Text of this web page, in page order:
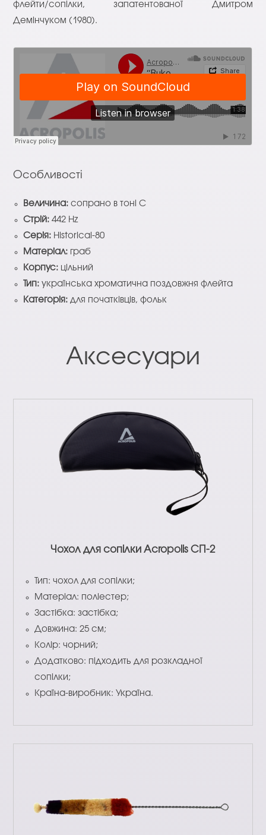
флейти/сопілки, запатентованої Дмитром
Демінчуком (1980).
Особливості
Величина: сопрано в тоні C
Стрій: 442 Hz
Серія: Historical-80
Матеріал: граб
Корпус: цільний
Тип: українська хроматична поздовжня флейта
Категорія: для початківців, фольк
Аксесуари
Чохол для сопілки Acropolis СП-2
Тип: чохол для сопілки;
Матеріал: поліестер;
Застібка: застібка;
Довжина: 25 см;
Колір: чорний;
Додатково: підходить для розкладної
сопілки;
Країна-виробник: Україна.